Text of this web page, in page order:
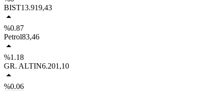
BIST13.919,43
%0.87
Petrol83,46
%1.18
GR. ALTIN6.201,10
%0.06